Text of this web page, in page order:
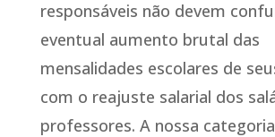
responsáveis não devem
eventual aumento brutal das
mensalidades escolares de
com o reajuste salarial dos
professores. A nossa